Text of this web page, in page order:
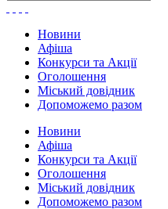
Новини
Афіша
Конкурси та Акції
Оголошення
Міський довідник
Допоможемо разом
Новини
Афіша
Конкурси та Акції
Оголошення
Міський довідник
Допоможемо разом